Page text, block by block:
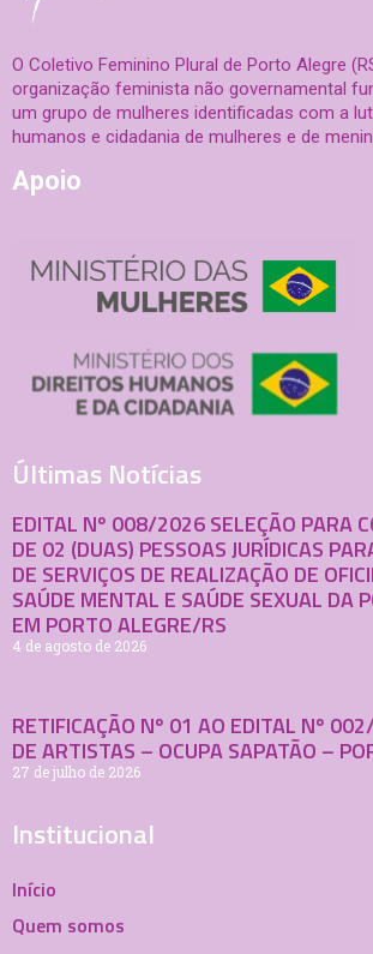
O Coletivo Feminino Plural de Porto Alegre
organização feminista não governamental
um grupo de mulheres identificadas com a
humanos e cidadania de mulheres e de
Apoio
Últimas Notícias
EDITAL Nº 008/2026 SELEÇÃO PARA
DE 02 (DUAS) PESSOAS JURÍDICAS
DE SERVIÇOS DE REALIZAÇÃO DE
SAÚDE MENTAL E SAÚDE SEXUAL DA
EM PORTO ALEGRE/RS
4 de agosto de 2026
RETIFICAÇÃO Nº 01 AO EDITAL Nº
DE ARTISTAS – OCUPA SAPATÃO –
27 de julho de 2026
Institucional
Início
Quem somos